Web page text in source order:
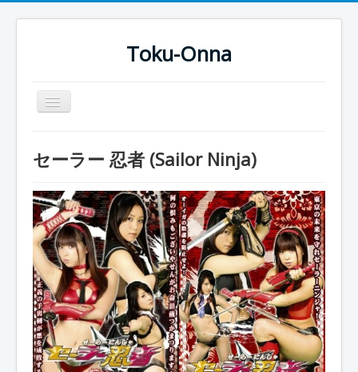
Toku-Onna
Basculer
la
Toku-Actrices
Toku-Critiques
Séries
Films
COSAA
Dessins
Artiste Asperger
Lexique
セーラー 忍者 (Sailor Ninja)